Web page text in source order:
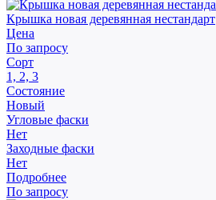
Крышка новая деревянная нестандарт
Цена
По запросу
Сорт
1, 2, 3
Состояние
Новый
Угловые фаски
Нет
Заходные фаски
Нет
Подробнее
По запросу